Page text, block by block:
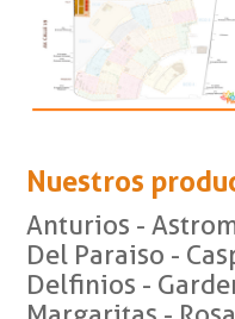
Nuestros
Anturios -
Del Paraiso -
Delfinios -